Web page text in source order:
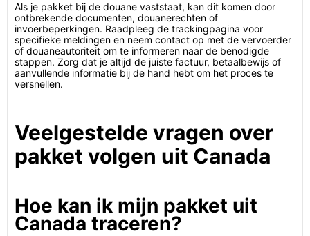
Als je pakket bij de douane vaststaat, kan dit komen door
ontbrekende documenten, douanerechten of
invoerbeperkingen. Raadpleeg de trackingpagina voor
specifieke meldingen en neem contact op met de vervoerder
of douaneautoriteit om te informeren naar de benodigde
stappen. Zorg dat je altijd de juiste factuur, betaalbewijs of
aanvullende informatie bij de hand hebt om het proces te
versnellen.
Veelgestelde vragen over
pakket volgen uit Canada
Hoe kan ik mijn pakket uit
Canada traceren?